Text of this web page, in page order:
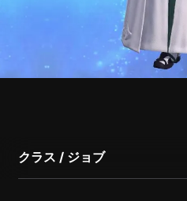
クラス / ジョブ